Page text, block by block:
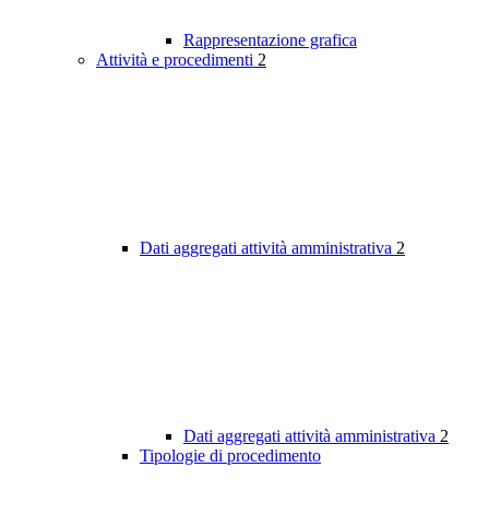
Rappresentazione grafica
Attività e procedimenti 2
Dati aggregati attività amministrativa 2
Dati aggregati attività amministrativa 2
Tipologie di procedimento